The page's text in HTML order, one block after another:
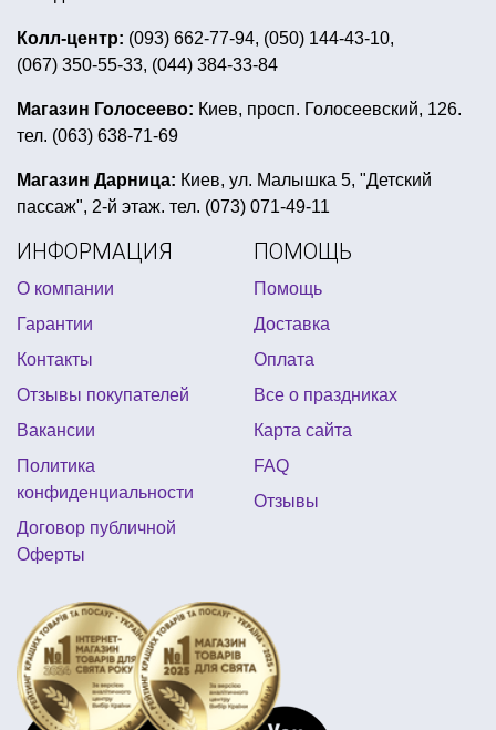
стаканы бумажные новогодние
украшение стола на halloween
рыцарская вечеринка для детей
воздушные шары металлик купить
вечеринка в стиле звездные войны
летучие мыши на хэллоуин купить
новогодние подарки для
шарики для взрослых
вечеринка в стиле байкеров
гавайская вечеринка аксессуары аксессуары бохо
свечи к 14 февраля
трафареты для окон на новый год
древнегреческие костюмы
воздушные шары на день рождения девочке
макияж мертвеца
Колл-центр: (093) 662-77-94, (050) 144-43-10,
(067) 350-55-33, (044) 384-33-84
Магазин Голосеево: Киев, просп. Голосеевский, 126.
тел. (063) 638-71-69
Магазин Дарница: Киев, ул. Малышка 5, "Детский
пассаж", 2-й этаж. тел. (073) 071-49-11
ИНФОРМАЦИЯ
О компании
Гарантии
Контакты
Отзывы покупателей
Вакансии
Политика
конфиденциальности
Договор публичной
Оферты
ПОМОЩЬ
Помощь
Доставка
Оплата
Все о праздниках
Карта сайта
FAQ
Отзывы